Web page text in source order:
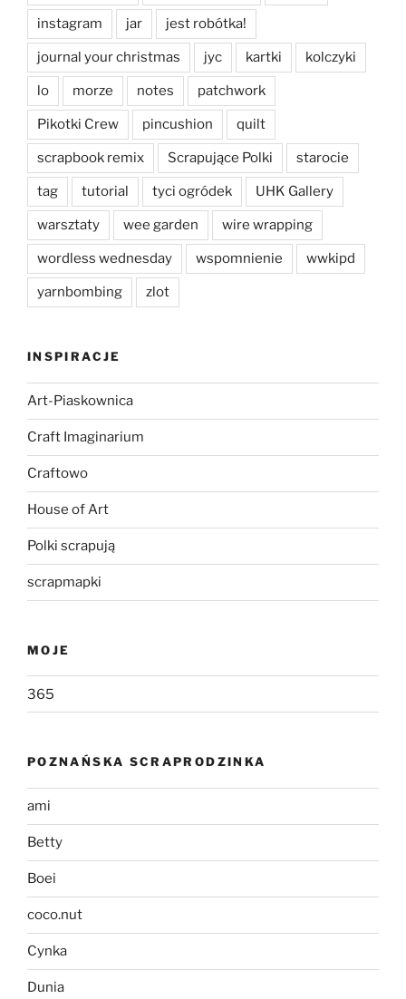
instagram jar jest robótka!
journal your christmas jyc kartki kolczyki
lo morze notes patchwork
Pikotki Crew pincushion quilt
scrapbook remix Scrapujące Polki starocie
tag tutorial tyci ogródek UHK Gallery
warsztaty wee garden wire wrapping
wordless wednesday wspomnienie wwkipd
yarnbombing zlot
INSPIRACJE
Art-Piaskownica
Craft Imaginarium
Craftowo
House of Art
Polki scrapują
scrapmapki
MOJE
365
POZNAŃSKA SCRAPRODZINKA
ami
Betty
Boei
coco.nut
Cynka
Dunia